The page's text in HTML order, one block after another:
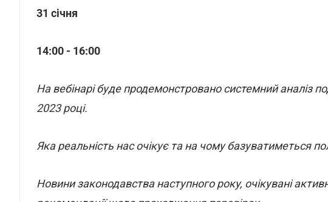
31 січня
14:00 - 16:00
На вебінарі буде продемонстровано системний аналіз
2023 році.
Яка реальність нас очікує та на чому базуватиметься
Новини законодавства наступного року, очікувані